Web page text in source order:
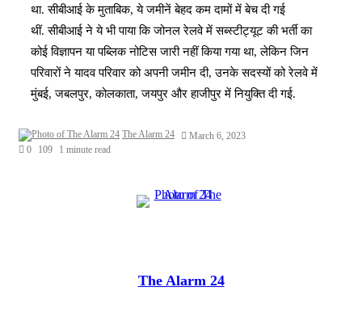
था. सीबीआई के मुताबिक, ये जमीनें बेहद कम दामों में बेच दी गई
थीं. सीबीआई ने ये भी पाया कि जोनल रेलवे में सब्स्टीट्यूट की भर्ती का
कोई विज्ञापन या पब्लिक नोटिस जारी नहीं किया गया था, लेकिन जिन
परिवारों ने यादव परिवार को अपनी जमीन दी, उनके सदस्यों को रेलवे में
मुंबई, जबलपुर, कोलकाता, जयपुर और हाजीपुर में नियुक्ति दी गई.
The Alarm 24
March 6, 2023
0
109 1 minute read
The Alarm 24